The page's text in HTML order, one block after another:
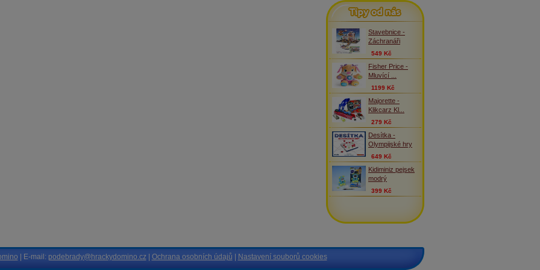
Tipy od nás
Stavebnice -
Záchranáři
549 Kč
Fisher Price -
Mluvící ...
1199 Kč
Majorette -
Klikcarz Kl...
279 Kč
Desítka -
Olympijské hry
649 Kč
Kidiminiz pejsek
modrý
399 Kč
| E-mail: podebrady@hrackydomino.cz| Ochrana osobních údajů Nastavení souborů cookies